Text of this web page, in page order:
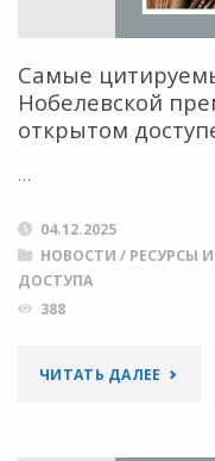
Самые
Нобелевской
открытом
…
04.12.2025
НОВОСТИ / РЕСУРСЫ
ДОСТУПА
388
ЧИТАТЬ ДАЛЕЕ "САМЫЕ